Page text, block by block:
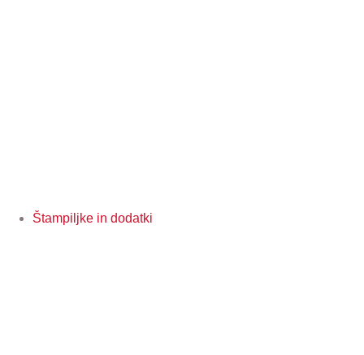
Štampiljke in dodatki